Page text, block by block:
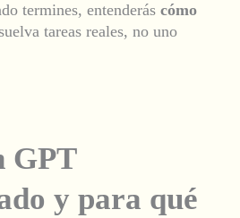
termines, entenderás cómo
tareas reales, no uno
GPT
y para qué